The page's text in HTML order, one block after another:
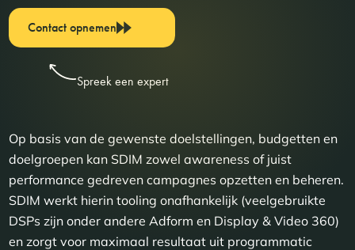
Contact opnemen
Spreek een expert
Op basis van de gewenste doelstellingen, budgetten en
doelgroepen kan SDIM zowel awareness of juist
performance gedreven campagnes opzetten en beheren.
SDIM werkt hierin tooling onafhankelijk (veelgebruikte
DSPs zijn onder andere Adform en Display & Video 360)
en zorgt voor maximaal resultaat uit programmatic